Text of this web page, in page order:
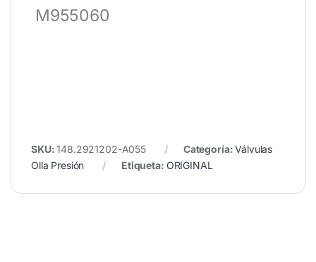
M955060
SKU:148.2921202-A055 Categoría:Válvulas
Olla Presión
Etiqueta: ORIGINAL